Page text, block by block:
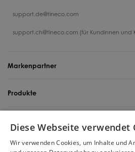
support.de@tineco.com
support.ch@tineco.com (für Kundinnen und
Markenpartner
Produkte
Über uns
Diese Webseite verwendet
Wir verwenden Cookies, um Inhalte und